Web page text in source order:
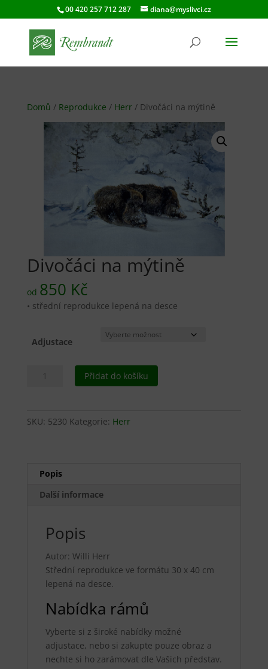
00 420 257 712 287 diana@myslivci.cz
Domů / Reprodukce / Herr/ Divočáci na mýtině
Divočáci na mýtině
od 850 Kč
• střední reprodukce lepená na desce
Adjustace
Divočáci
Přidat do košíku
SKU: 5230 Kategorie: Herr
Popis
Další informace
Popis
Autor: Willi Herr
Střední reprodukce ve formátu 30 x 40 cm
lepená na desce.
Nabídka rámů
Vyberte si z široké nabídky možné
adjustace, nebo si zakupte pouze obraz a
nechte si ho zarámovat dle Vašich představ.